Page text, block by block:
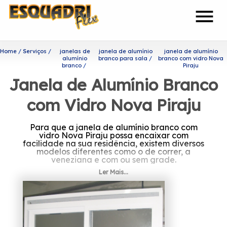
menu
Home Serviços
janelas de
alumínio
branco
janela de alumínio
branco para sala
janela de alumínio
branco com vidro Nova
Piraju
Janela de Alumínio Branco
com Vidro Nova Piraju
Para que a janela de alumínio branco com
vidro Nova Piraju possa encaixar com
facilidade na sua residência, existem diversos
modelos diferentes como o de correr, a
veneziana e com ou sem grade.
Quer saber mais sobre janela
de alumínio branco com vidro
Nova Piraju?
A Esquadriflex é uma das empresas mais bem
Ler Mais...